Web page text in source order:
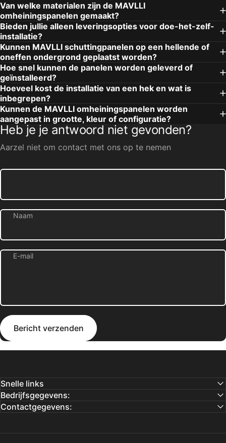
Van welke materialen zijn de MAVLLI
omheiningspanelen gemaakt?
Bieden jullie alleen leveringsopties voor doe-het-zelf-
installatie?
Kunnen MAVLLI schuttingpanelen op een hellende of
oneffen ondergrond geplaatst worden?
Hoe snel kunnen de panelen worden geleverd of
geïnstalleerd?
Hoeveel kost de installatie van een hek en wat is
inbegrepen?
Kunnen de MAVLLI omheiningspanelen worden
aangepast in grootte, kleur of configuratie?
Heb je je antwoord niet gevonden?
Aarzel niet om contact met ons op te nemen
Naam
E-mail
Bericht verzenden
Bericht verzenden
Snelle links
Bedrijfsgegevens:
Contactgegevens: